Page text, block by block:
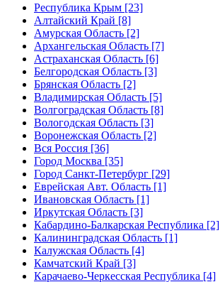
Республика Крым [23]
Алтайский Край [8]
Амурская Область [2]
Архангельская Область [7]
Астраханская Область [6]
Белгородская Область [3]
Брянская Область [2]
Владимирская Область [5]
Волгоградская Область [8]
Вологодская Область [3]
Воронежская Область [2]
Вся Россия [36]
Город Москва [35]
Город Санкт-Петербург [29]
Еврейская Авт. Область [1]
Ивановская Область [1]
Иркутская Область [3]
Кабардино-Балкарская Республика [2]
Калининградская Область [1]
Калужская Область [4]
Камчатский Край [3]
Карачаево-Черкесская Республика [4]